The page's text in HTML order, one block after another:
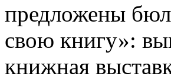
предложены
свою книгу»:
книжная